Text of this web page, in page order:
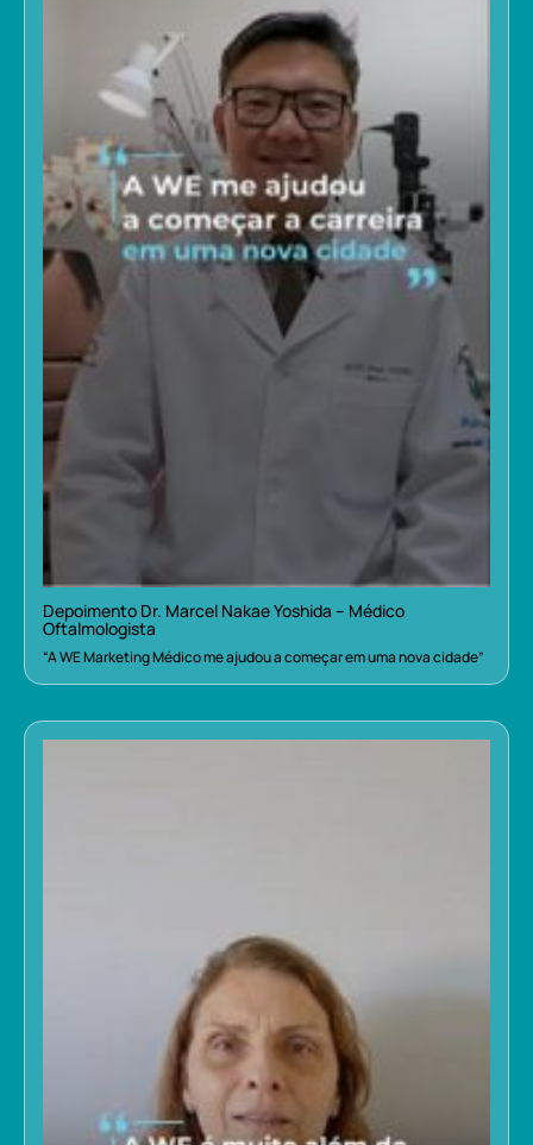
Depoimento Dr. Marcel Nakae Yoshida – Médico
Oftalmologista
“A WE Marketing Médico me ajudou a começar em uma nova cidade”